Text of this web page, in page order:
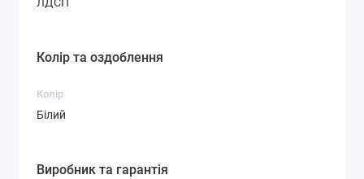
Колір та оздоблення
Колір
Білий
Виробник та гарантія